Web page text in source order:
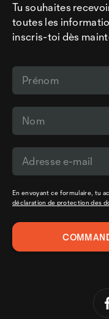
Tu souhaites
toutes les
inscris-toi dès
En envoyant ce formulaire, tu
déclaration de protection des